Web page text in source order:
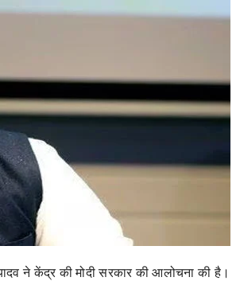
ने केंद्र की मोदी सरकार की आलोचना की है।